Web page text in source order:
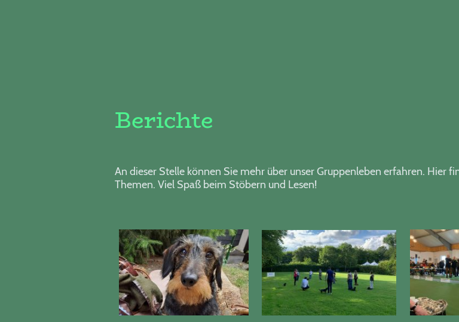
Berichte
An dieser Stelle können Sie mehr über unser Gruppenleben erfahren. Hier
Themen. Viel Spaß beim Stöbern und Lesen!